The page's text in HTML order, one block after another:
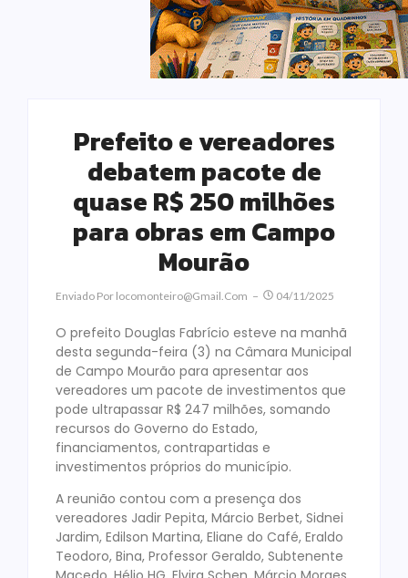
Prefeito e vereadores
debatem pacote de
quase R$ 250 milhões
para obras em Campo
Mourão
Enviado Por Locomonteiro@gmail.com 04/11/2025
O prefeito Douglas Fabrício esteve na manhã
desta segunda-feira (3) na Câmara Municipal
de Campo Mourão para apresentar aos
vereadores um pacote de investimentos que
pode ultrapassar R$ 247 milhões, somando
recursos do Governo do Estado,
financiamentos, contrapartidas e
investimentos próprios do município.
A reunião contou com a presença dos
vereadores Jadir Pepita, Márcio Berbet, Sidnei
Jardim, Edilson Martina, Eliane do Café, Eraldo
Teodoro, Bina, Professor Geraldo, Subtenente